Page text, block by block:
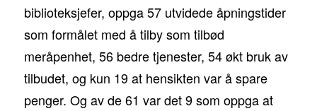
biblioteksjefer, oppga 57 utvidede åpningstider
som formålet med å tilby som tilbød
meråpenhet, 56 bedre tjenester, 54 økt bruk av
tilbudet, og kun 19 at hensikten var å spare
penger. Og av de 61 var det 9 som oppga at